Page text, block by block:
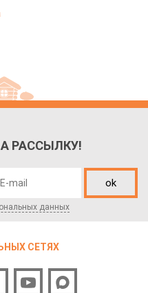
РАССЫЛКУ!
ok
данных
СЕТЯХ